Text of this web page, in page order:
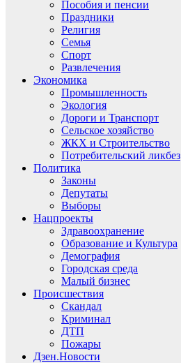
Пособия и пенсии
Праздники
Религия
Семья
Спорт
Развлечения
Экономика
Промышленность
Экология
Дороги и Транспорт
Сельское хозяйство
ЖКХ и Строительство
Потребительский ликбез
Политика
Законы
Депутаты
Выборы
Нацпроекты
Здравоохранение
Образование и Культура
Демография
Городская среда
Малый бизнес
Происшествия
Скандал
Криминал
ДТП
Пожары
Дзен.Новости